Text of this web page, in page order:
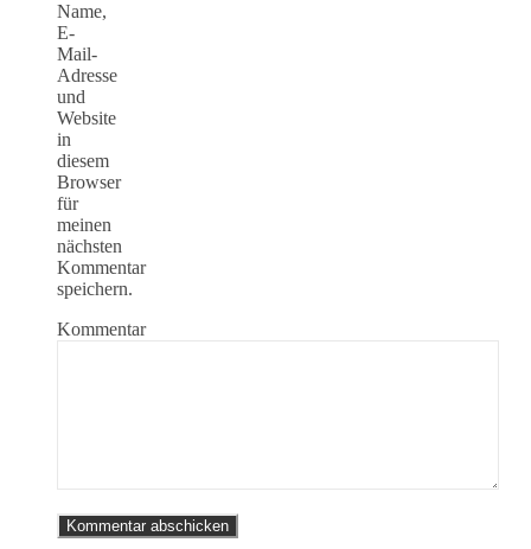
Name,
E-
Mail-
Adresse
und
Website
in
diesem
Browser
für
meinen
nächsten
Kommentar
speichern.
Kommentar